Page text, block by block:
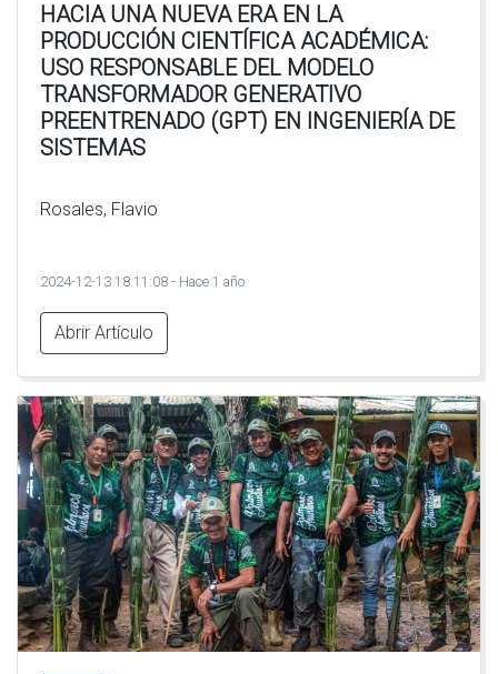
HACIA UNA NUEVA ERA EN LA
PRODUCCIÓN CIENTÍFICA ACADÉMICA:
USO RESPONSABLE DEL MODELO
TRANSFORMADOR GENERATIVO
PREENTRENADO (GPT) EN INGENIERÍA DE
SISTEMAS
Rosales, Flavio
2024-12-13 18:11:08 - Hace 1 año
Abrir Artículo